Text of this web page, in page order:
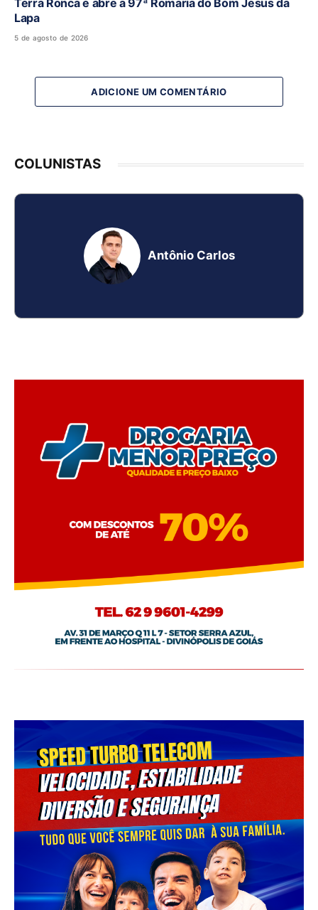
Terra Ronca e abre a 97ª Romaria do Bom Jesus da
Lapa
5 de agosto de 2026
ADICIONE UM COMENTÁRIO
COLUNISTAS
Antônio Carlos